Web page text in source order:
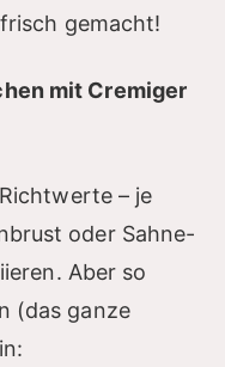
gemacht!
mit Cremiger
– je
oder Sahne-
Aber so
(das ganze